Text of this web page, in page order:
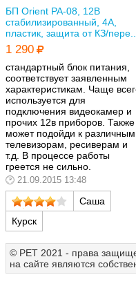
БП Orient PA-08, 12В
стабилизированный, 4А,
пластик, защита от КЗ/пере...
1 290
стандартный блок питания,
соответствует заявленным
характеристикам. Чаще
используется для
подключения видеокамер и
прочих 12в приборов. Также
может подойди к различным
телевизорам, ресиверам и
т.д. В процессе работы
греется не сильно.
21.09.2015 13:48
Саша
Курск
© РЕТ 2021 - права
на сайте являются